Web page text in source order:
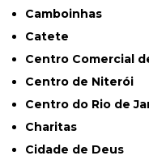
Camboinhas
Catete
Centro Comercial
Centro de Niterói
Centro do Rio de
Charitas
Cidade de Deus